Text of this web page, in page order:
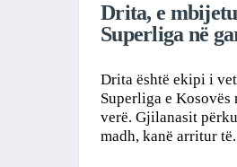
Drita, e
Superliga në
Drita është ekipi i
Superliga e Kosovës
verë. Gjilanasit
madh, kanë arritur